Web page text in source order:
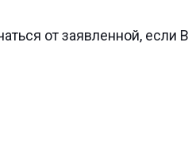
от заявленной,